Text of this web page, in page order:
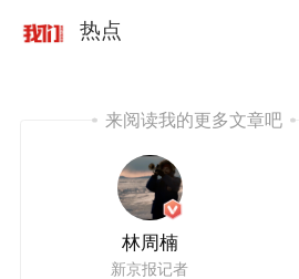
热点
来阅读我的更多文章吧
林周楠
新京报记者